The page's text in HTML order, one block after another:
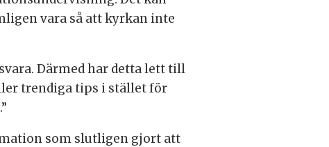
vara så att kyrkan inte
Därmed har detta lett till
trendiga tips i stället för
som slutligen gjort att